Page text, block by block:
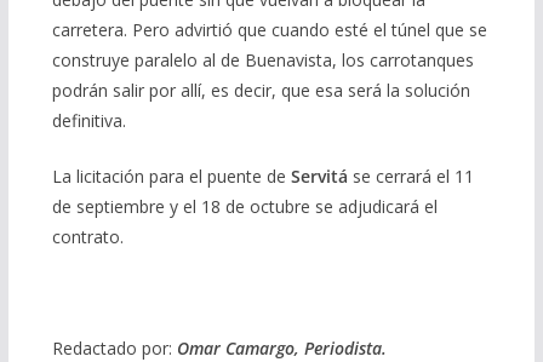
carretera. Pero advirtió que cuando esté el túnel que se
construye paralelo al de Buenavista, los carrotanques
podrán salir por allí, es decir, que esa será la solución
definitiva.
La licitación para el puente de Servitá se cerrará el 11
de septiembre y el 18 de octubre se adjudicará el
contrato.
Redactado por: Omar Camargo, Periodista.